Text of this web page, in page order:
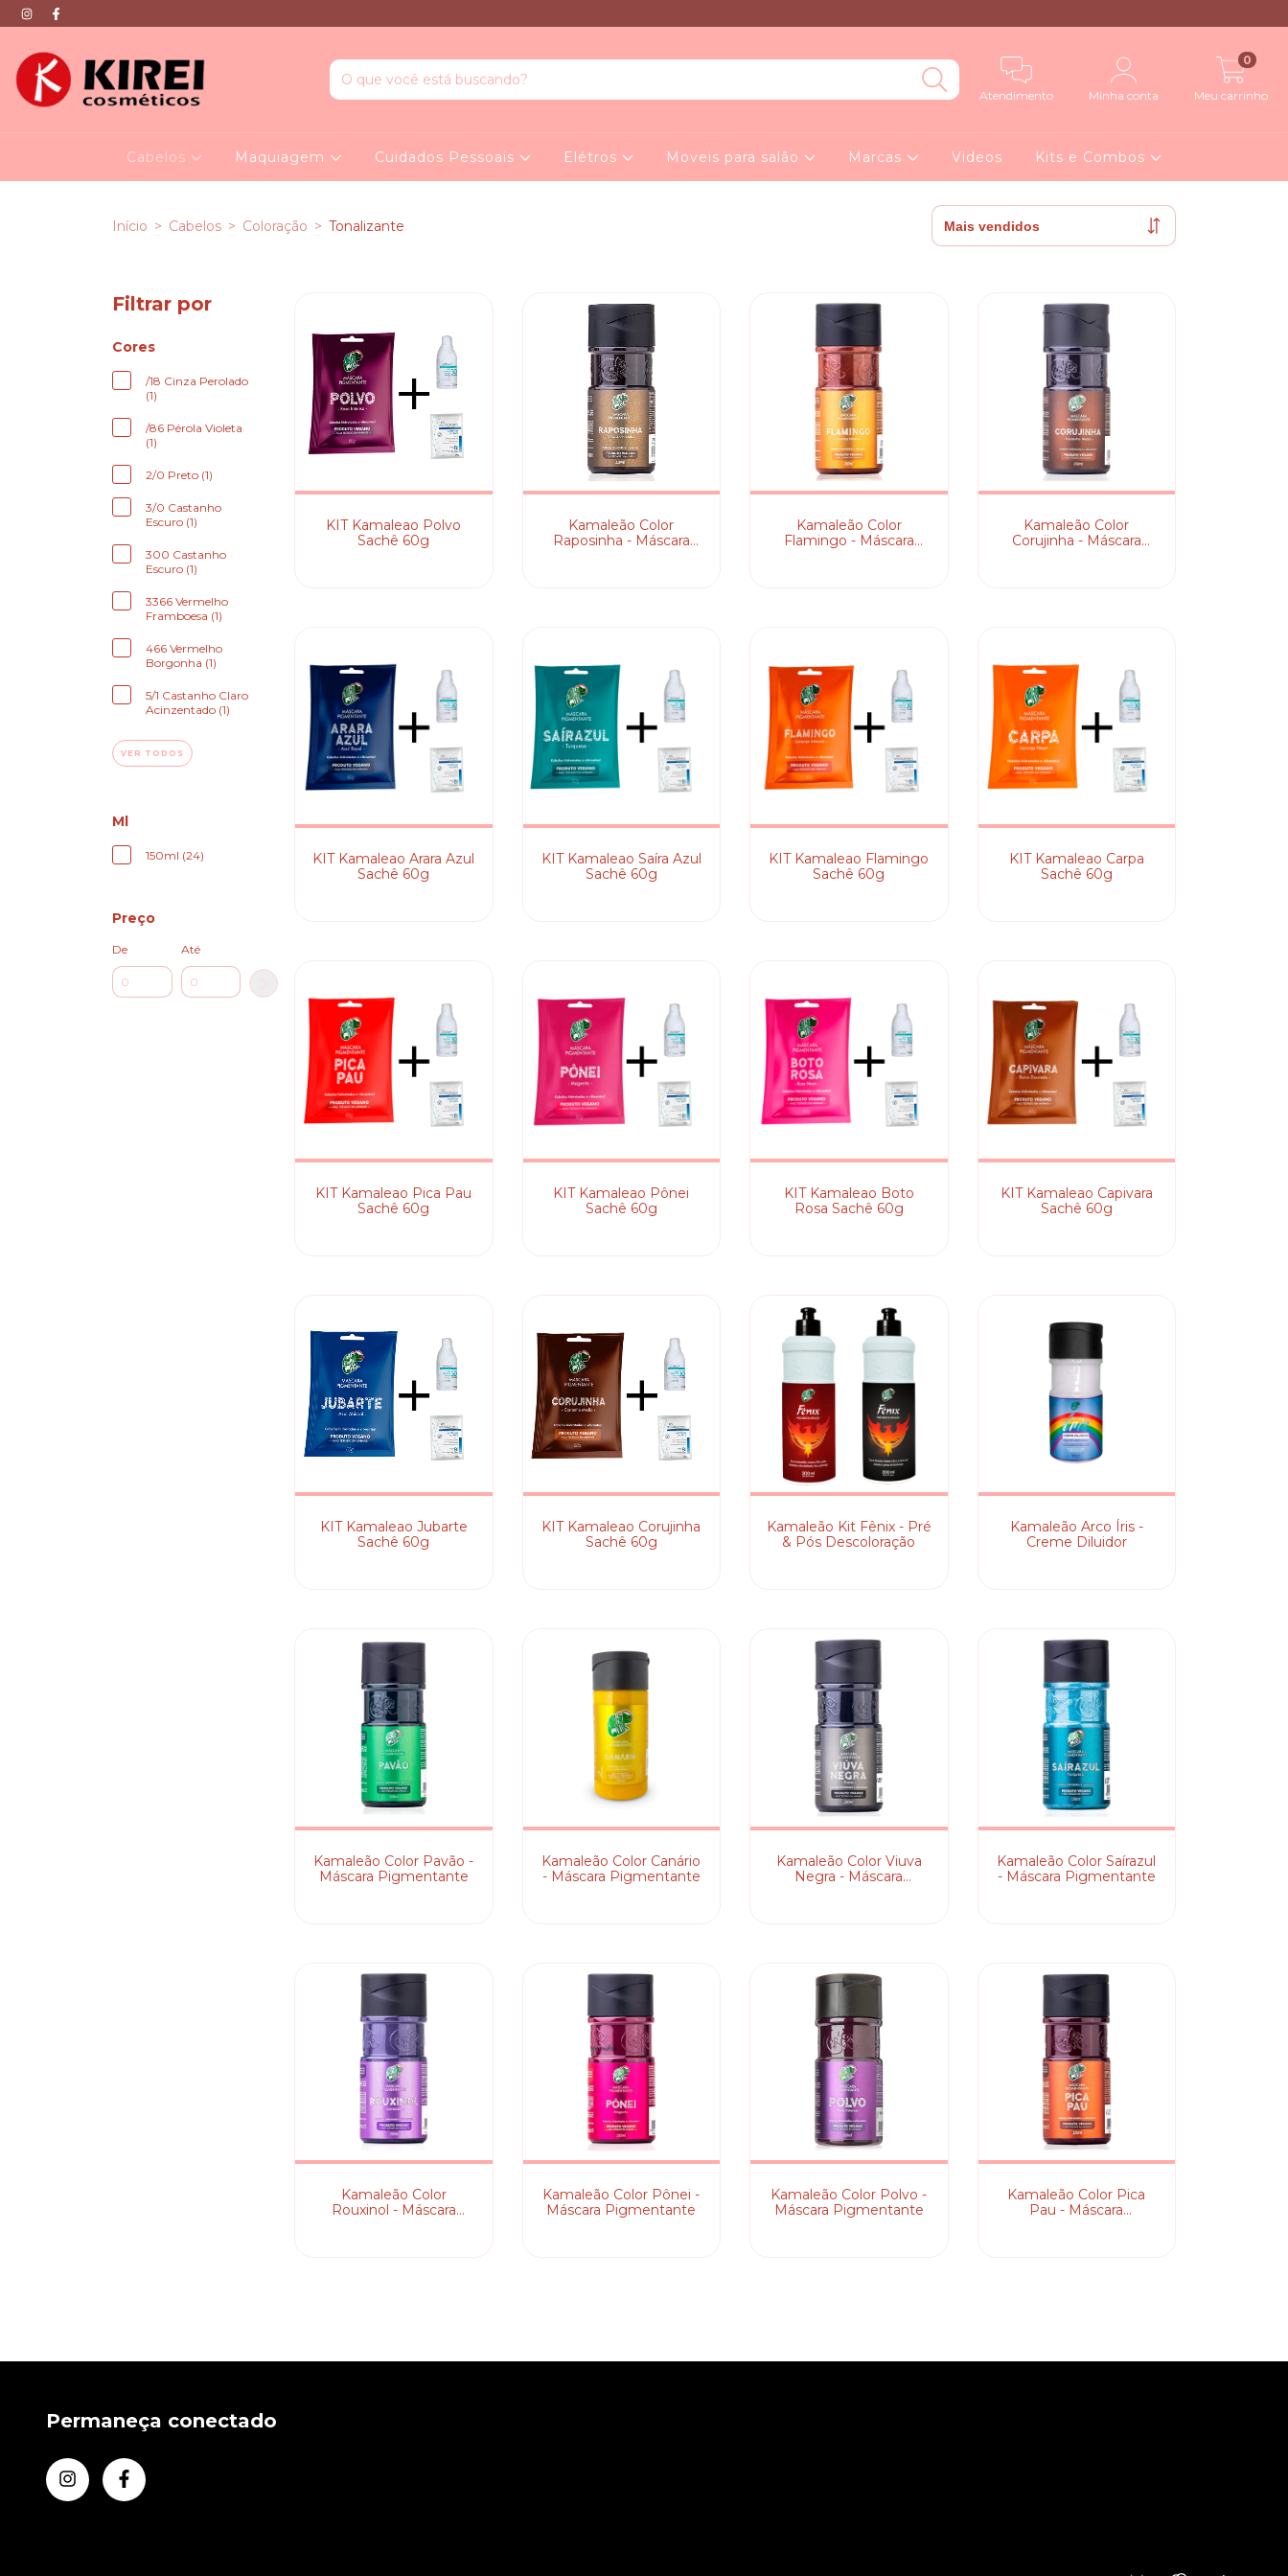
Atendimento Minha conta Meu carrinho
0
Cabelos Maquiagem Cuidados Pessoais Elétros Moveis para salão Marcas Videos Kits e Combos
Início > Cabelos > Coloração > Tonalizante
Filtrar por
Cores
/18 Cinza Perolado
(1)
/86 Pérola Violeta
(1)
2/0 Preto (1)
3/0 Castanho
Escuro (1)
300 Castanho
Escuro (1)
3366 Vermelho
Framboesa (1)
466 Vermelho
Borgonha (1)
5/1 Castanho Claro
Acinzentado (1)
VER TODOS
Ml
150ml (24)
Preço
De Até
KIT Kamaleao Polvo
Sachê 60g
Kamaleão Color
Raposinha - Máscara
Kamaleão Color
Flamingo - Máscara
Kamaleão Color
Corujinha - Máscara
KIT Kamaleao Arara Azul
Sachê 60g
KIT Kamaleao Saíra Azul
Sachê 60g
KIT Kamaleao Flamingo
Sachê 60g
KIT Kamaleao Carpa
Sachê 60g
KIT Kamaleao Pica Pau
Sachê 60g
KIT Kamaleao Pônei
Sachê 60g
KIT Kamaleao Boto
Rosa Sachê 60g
KIT Kamaleao Capivara
Sachê 60g
KIT Kamaleao Jubarte
Sachê 60g
KIT Kamaleao Corujinha
Sachê 60g
Kamaleão Kit Fênix - Pré
& Pós Descoloração
Kamaleão Arco Íris -
Creme Diluidor
Kamaleão Color Pavão -
Máscara Pigmentante
Kamaleão Color Canário
- Máscara Pigmentante
Kamaleão Color Viuva
Negra - Máscara
Kamaleão Color Saírazul
- Máscara Pigmentante
Kamaleão Color
Rouxinol - Máscara
Kamaleão Color Pônei -
Máscara Pigmentante
Kamaleão Color Polvo -
Máscara Pigmentante
Kamaleão Color Pica
Pau - Máscara
Permaneça conectado